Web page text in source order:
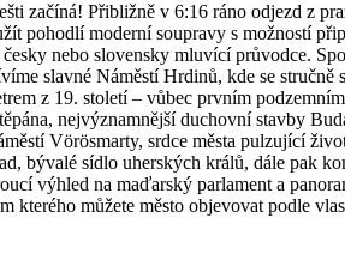
začíná! Přibližně v 6:16 ráno odjezd z
pohodlí moderní soupravy s možností
nebo slovensky mluvící průvodce.
slavné Náměstí Hrdinů, kde se
z 19. století – vůbec prvním
nejvýznamnější duchovní stavby
Vörösmarty, srdce města pulzující
bývalé sídlo uherských králů, dále pak
výhled na maďarský parlament a
kterého můžete město objevovat podle